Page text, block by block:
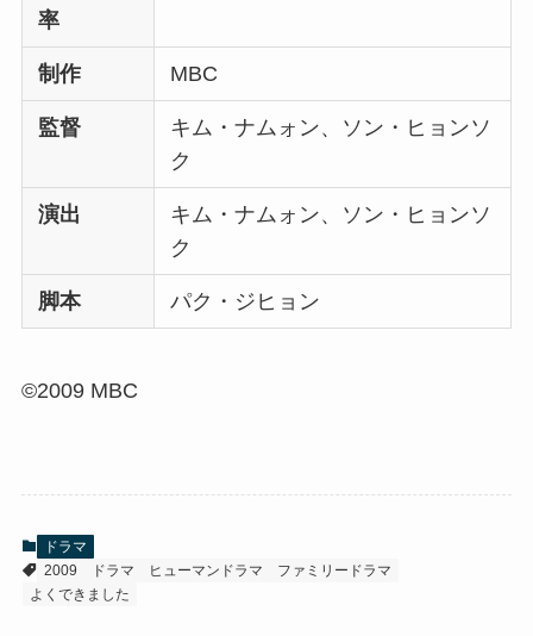
率
制作 MBC
監督
キム・ナムォン、ソン・ヒョンソ
ク
演出
キム・ナムォン、ソン・ヒョンソ
ク
脚本 パク・ジヒョン
©2009 MBC
ドラマ
2009
ドラマ ヒューマンドラマ
ファミリードラマ
よくできました